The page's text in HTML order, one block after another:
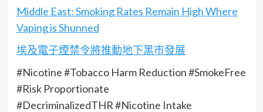
Middle East: Smoking Rates Remain High Where
Vaping is Shunned
埃及電子煙禁令將推動地下黑市發展
#Nicotine #Tobacco Harm Reduction #SmokeFree
#Risk Proportionate
#DecriminalizedTHR #Nicotine Intake